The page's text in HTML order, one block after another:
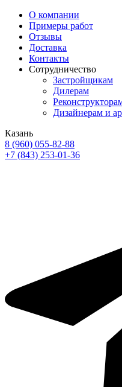
О компании
Примеры работ
Отзывы
Доставка
Контакты
Сотрудничество
Застройщикам
Дилерам
Дизайнерам и
Казань
8 (960) 055-82-88
+7 (843) 253-01-36